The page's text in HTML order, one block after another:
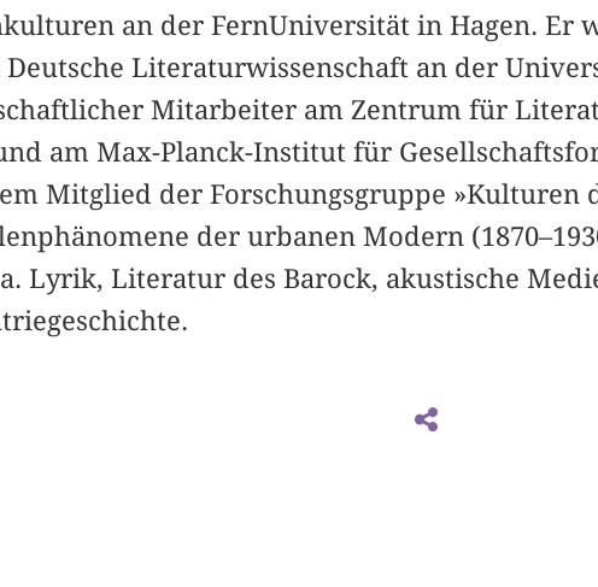
an der FernUniversität in Hagen. Er
Deutsche Literaturwissenschaft an der
Mitarbeiter am Zentrum für
am Max-Planck-Institut für
Mitglied der Forschungsgruppe »Kulturen
der urbanen Modern
Lyrik, Literatur des Barock, akustische